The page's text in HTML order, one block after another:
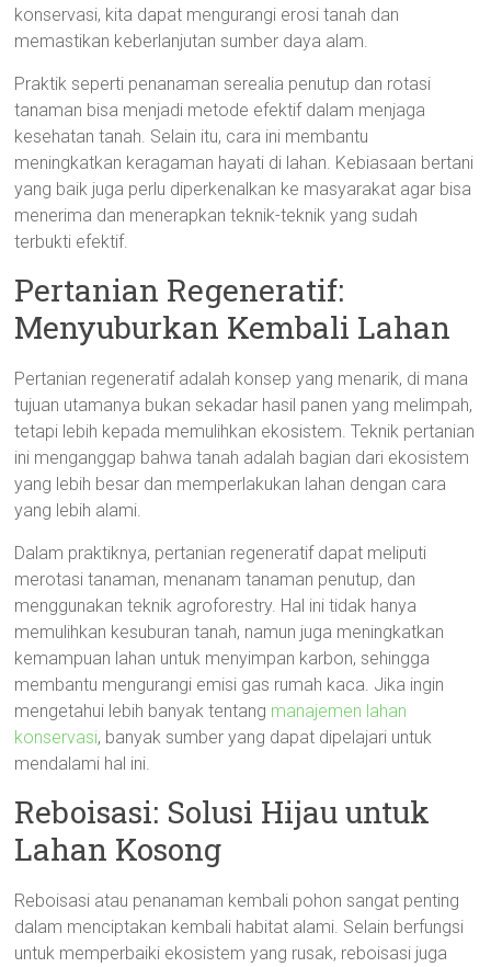
konservasi, kita dapat mengurangi erosi tanah dan
memastikan keberlanjutan sumber daya alam.
Praktik seperti penanaman serealia penutup dan rotasi
tanaman bisa menjadi metode efektif dalam menjaga
kesehatan tanah. Selain itu, cara ini membantu
meningkatkan keragaman hayati di lahan. Kebiasaan bertani
yang baik juga perlu diperkenalkan ke masyarakat agar bisa
menerima dan menerapkan teknik-teknik yang sudah
terbukti efektif.
Pertanian Regeneratif:
Menyuburkan Kembali Lahan
Pertanian regeneratif adalah konsep yang menarik, di mana
tujuan utamanya bukan sekadar hasil panen yang melimpah,
tetapi lebih kepada memulihkan ekosistem. Teknik pertanian
ini menganggap bahwa tanah adalah bagian dari ekosistem
yang lebih besar dan memperlakukan lahan dengan cara
yang lebih alami.
Dalam praktiknya, pertanian regeneratif dapat meliputi
merotasi tanaman, menanam tanaman penutup, dan
menggunakan teknik agroforestry. Hal ini tidak hanya
memulihkan kesuburan tanah, namun juga meningkatkan
kemampuan lahan untuk menyimpan karbon, sehingga
membantu mengurangi emisi gas rumah kaca. Jika ingin
mengetahui lebih banyak tentang manajemen lahan
konservasi, banyak sumber yang dapat dipelajari untuk
mendalami hal ini.
Reboisasi: Solusi Hijau untuk
Lahan Kosong
Reboisasi atau penanaman kembali pohon sangat penting
dalam menciptakan kembali habitat alami. Selain berfungsi
untuk memperbaiki ekosistem yang rusak, reboisasi juga